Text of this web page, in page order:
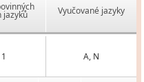
jazyků Vyučované jazyky
1 A, N